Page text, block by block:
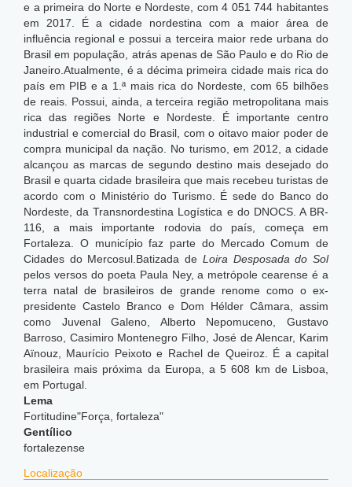
e a primeira do Norte e Nordeste, com 4 051 744 habitantes
em 2017. É a cidade nordestina com a maior área de
influência regional e possui a terceira maior rede urbana do
Brasil em população, atrás apenas de São Paulo e do Rio de
Janeiro.Atualmente, é a décima primeira cidade mais rica do
país em PIB e a 1.ª mais rica do Nordeste, com 65 bilhões
de reais.
Possui, ainda, a terceira região metropolitana mais
rica das regiões Norte e Nordeste. É importante centro
industrial e comercial do Brasil, com o oitavo maior poder de
compra municipal da nação. No turismo, em 2012, a cidade
alcançou as marcas de segundo destino mais desejado do
Brasil e quarta cidade brasileira que mais recebeu turistas de
acordo com o Ministério do Turismo. É sede do Banco do
Nordeste, da Transnordestina Logística e do DNOCS. A BR-
116, a mais importante rodovia do país, começa em
Fortaleza. O município faz parte do Mercado Comum de
Cidades do Mercosul.Batizada de Loira Desposada do Sol
pelos versos do poeta Paula Ney, a metrópole cearense é a
terra natal de brasileiros de grande renome como o ex-
presidente Castelo Branco e Dom Hélder Câmara, assim
como Juvenal Galeno, Alberto Nepomuceno, Gustavo
Barroso, Casimiro Montenegro Filho, José de Alencar, Karim
Aïnouz, Maurício Peixoto e Rachel de Queiroz. É a capital
brasileira mais próxima da Europa, a 5 608 km de Lisboa,
em Portugal.
Lema
Fortitudine"Força, fortaleza"
Gentílico
fortalezense
Localização